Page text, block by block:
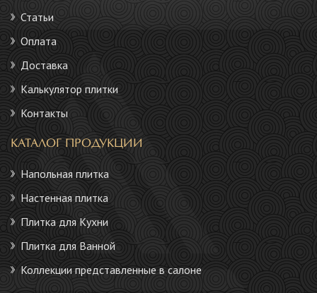
Статьи
Оплата
Доставка
Калькулятор плитки
Контакты
КАТАЛОГ ПРОДУКЦИИ
Напольная плитка
Настенная плитка
Плитка для Кухни
Плитка для Ванной
Коллекции представленные в салоне